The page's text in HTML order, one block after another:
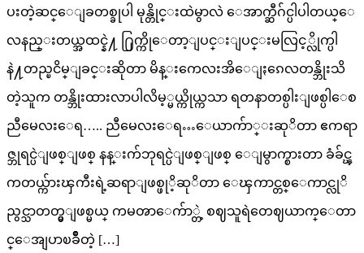
ပးတဲ့ဆင္ေျခတစ္ခုပါ မုန္တိုင္းထဲမွာလဲ ေအာက္ဆီဂ်င္ပါပါတယ္ေ
လနည္းတယ္အထင္နဲ႔ ႐ြက္ကိုေတာ့ျပင္းျပင္းမလြင့္လိုက္ပါ
နဲ႔တည္ၿငိမ္ျခင္းဆိုတာ မိန္းကေလးအိေျႏၵေလတန္ဘိုးသိ
တဲ့သူက တန္ဘိုးထားလာပါလိမ့္မယ္ကိုယ္ကသာ ရတနာတစ္ပါးျဖစ္ပါေစ
ညီမေလးေရ….. ညီမေလးေရ…ေယာက်ာ္းဆုိတာ ဧကရာ
ဇ္ဘုရင္ပဲျဖစ္ျဖစ္ နန္းက်ဘုရင္ပဲျဖစ္ျဖစ္ ေျမွာက္စားတာ ခံခ်င္ၾ
ကတယ္က်ားၾကီးရဲ့ဆရာျဖစ္ဖုိ့ဆုိတာ ေၾကာင္တစ္ေကာင္လုိ
ညွင္သာတတ္မွျဖစ္မယ္ ကမၻာေက်ာ္တဲ့ စဈသူရဲတေဈယာက္ေတာ
င္ေအျပာၿခိဳတဲ့ […]